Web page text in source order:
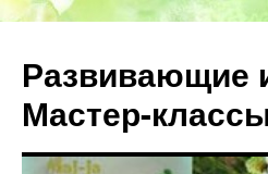
Развивающие
Мастер-